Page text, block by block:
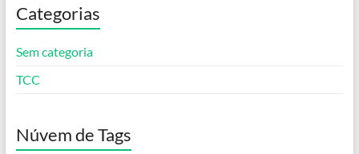
Categorias
Sem categoria
TCC
Núvem de Tags